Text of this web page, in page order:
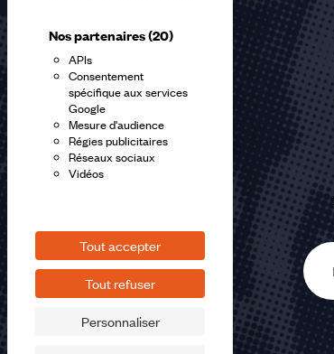
Nos partenaires(20)
APIs
Consentement
spécifique aux services
Google
Mesure d'audience
Régies publicitaires
Réseaux sociaux
Vidéos
Tout accepter
Tout refuser
Personnaliser
E-
mail